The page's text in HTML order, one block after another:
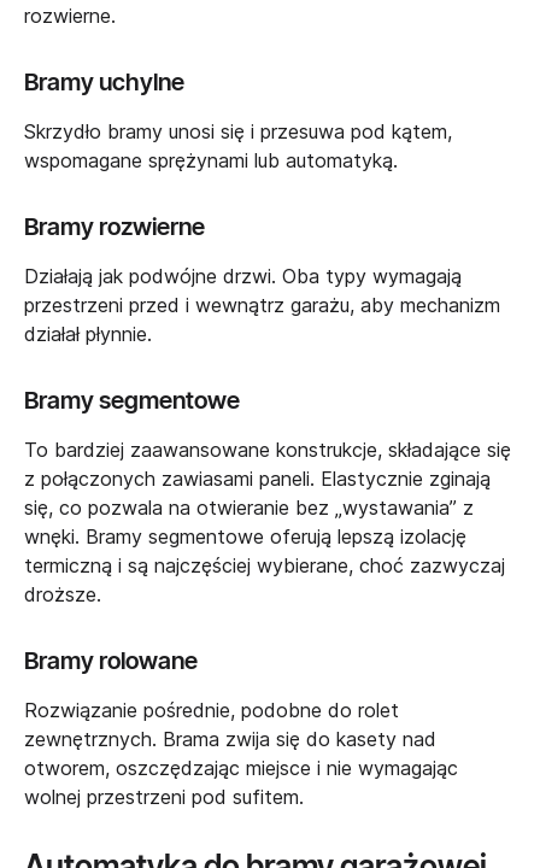
rozwierne.
Bramy uchylne
Skrzydło bramy unosi się i przesuwa pod kątem,
wspomagane sprężynami lub automatyką.
Bramy rozwierne
Działają jak podwójne drzwi. Oba typy wymagają
przestrzeni przed i wewnątrz garażu, aby mechanizm
działał płynnie.
Bramy segmentowe
To bardziej zaawansowane konstrukcje, składające się
z połączonych zawiasami paneli. Elastycznie zginają
się, co pozwala na otwieranie bez „wystawania” z
wnęki. Bramy segmentowe oferują lepszą izolację
termiczną i są najczęściej wybierane, choć zazwyczaj
droższe.
Bramy rolowane
Rozwiązanie pośrednie, podobne do rolet
zewnętrznych. Brama zwija się do kasety nad
otworem, oszczędzając miejsce i nie wymagając
wolnej przestrzeni pod sufitem.